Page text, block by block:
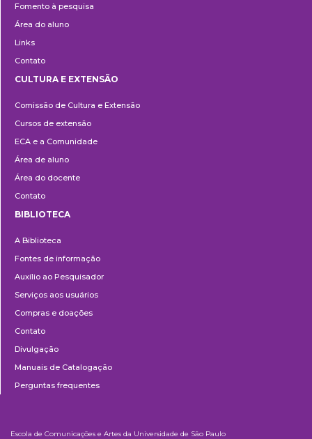
Fomento à pesquisa
Área do aluno
Links
Contato
e
Extensão
CULTURA E EXTENSÃO
Comissão de Cultura e Extensão
Cursos de extensão
ECA e a Comunidade
Área de aluno
Área do docente
Contato
BIBLIOTECA
A Biblioteca
Fontes de informação
Auxílio ao Pesquisador
Serviços aos usuários
Compras e doações
Contato
Divulgação
Manuais de Catalogação
Perguntas frequentes
Escola de Comunicações e Artes da Universidade de São Paulo